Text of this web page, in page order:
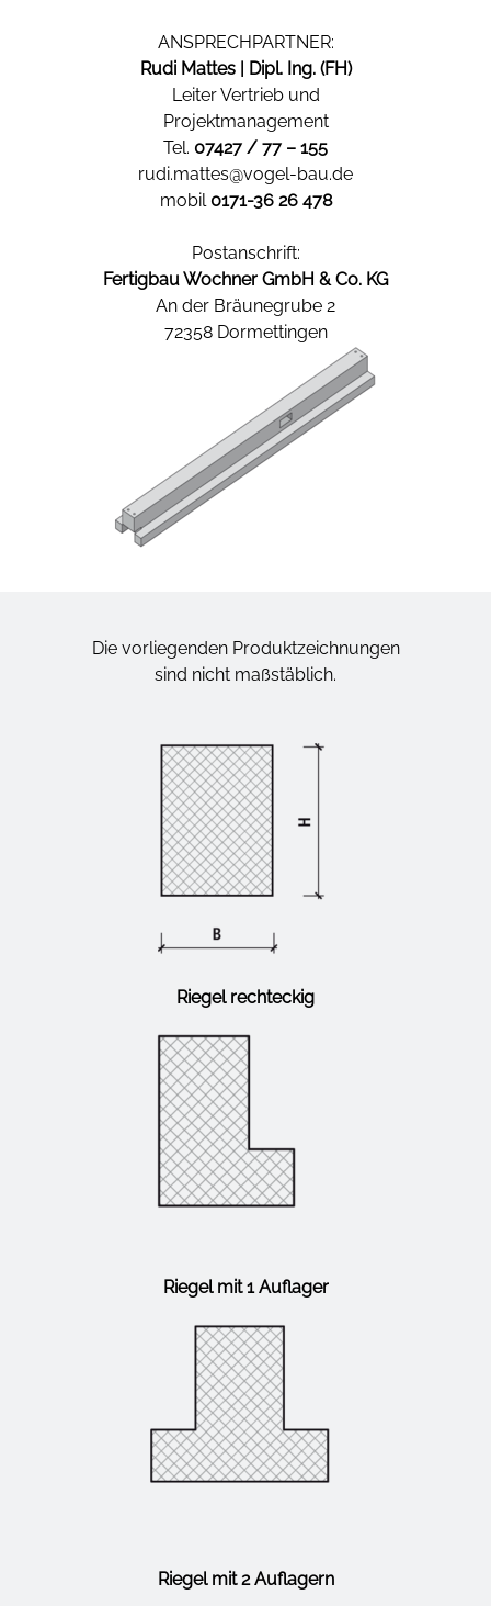
ANSPRECHPARTNER:
Rudi Mattes | Dipl. Ing. (FH)
Leiter Vertrieb und
Projektmanagement
Tel. 07427 / 77 – 155
rudi.mattes@vogel-bau.de
mobil 0171-36 26 478
Postanschrift:
Fertigbau Wochner GmbH & Co. KG
An der Bräunegrube 2
72358 Dormettingen
Die vorliegenden Produktzeichnungen
sind nicht maßstäblich.
Riegelrechteckig
Riegel mit 1 Auflager
Riegel mit 2 Auflagern